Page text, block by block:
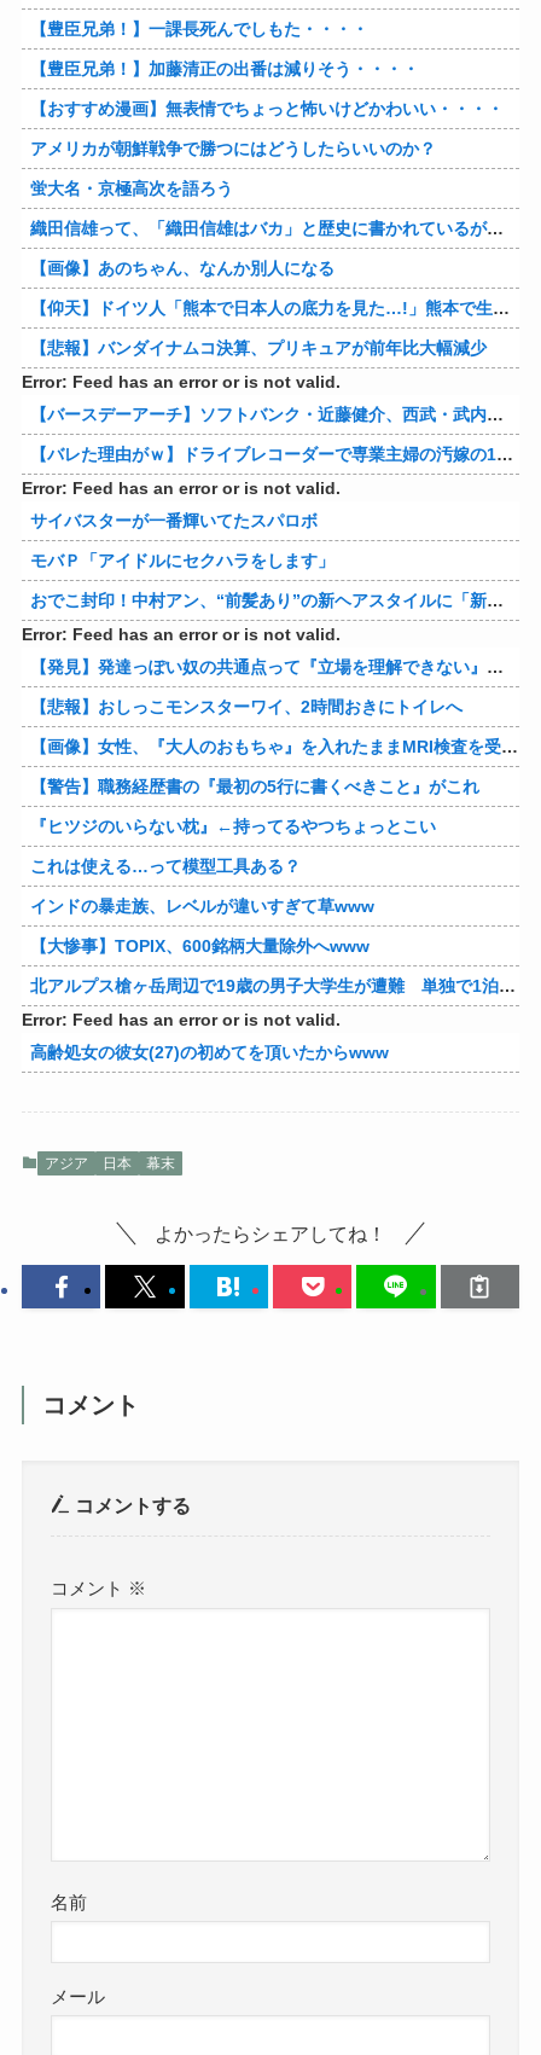
【豊臣兄弟！】一課長死んでしもた・・・・
【豊臣兄弟！】加藤清正の出番は減りそう・・・・
【おすすめ漫画】無表情でちょっと怖いけどかわいい・・・・
アメリカが朝鮮戦争で勝つにはどうしたらいいのか？
蛍大名・京極高次を語ろう
織田信雄って、「織田信雄はバカ」と歴史に書かれているが今まで家が残っているんでバカではないよな？
【画像】あのちゃん、なんか別人になる
【仰天】ドイツ人「熊本で日本人の底力を見た…!」熊本で生まれて初めて震度7の大地震を経験したドイツ人。直後、日本人たちの行動に衝撃を受けてしまう…
【悲報】バンダイナムコ決算、プリキュアが前年比大幅減少
Error: Feed has an error or is not valid.
【バースデーアーチ】ソフトバンク・近藤健介、西武・武内から第24号先制ソロホームラン！！！！！！！！！！！！！【西武対ソフトバンク20回戦】
【バレた理由がｗ】ドライブレコーダーで専業主婦の汚嫁の10年越し不倫発覚！制裁の詳細がコレｗｗｗｗｗ 他
Error: Feed has an error or is not valid.
サイバスターが一番輝いてたスパロボ
モバＰ「アイドルにセクハラをします」
おでこ封印！中村アン、“前髪あり”の新ヘアスタイルに「新鮮でたまらん」の声【画像】
Error: Feed has an error or is not valid.
【発見】発達っぽい奴の共通点って『立場を理解できない』だよな
【悲報】おしっこモンスターワイ、2時間おきにトイレへ
【画像】女性、『大人のおもちゃ』を入れたままMRI検査を受けた結果 →
【警告】職務経歴書の『最初の5行に書くべきこと』がこれ
『ヒツジのいらない枕』←持ってるやつちょっとこい
これは使える…って模型工具ある？
インドの暴走族、レベルが違いすぎて草www
【大惨事】TOPIX、600銘柄大量除外へwww
北アルプス槍ヶ岳周辺で19歳の男子大学生が遭難 単独で1泊2日の予定で入山も連絡取れず 警察が9日以降捜索予定
Error: Feed has an error or is not valid.
高齢処女の彼女(27)の初めてを頂いたからwww
アジア 日本 幕末
よかったらシェアしてね！
コメント
コメントする
コメント ※
名前
メール